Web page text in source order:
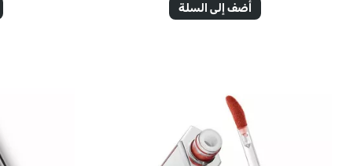
أضف إلى السلة